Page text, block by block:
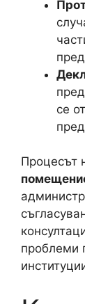
се
Процесът
проблеми